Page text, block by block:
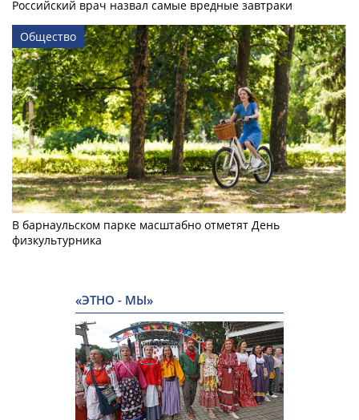
Российский врач назвал самые вредные завтраки
Общество
В барнаульском парке масштабно отметят День
физкультурника
«ЭТНО - МЫ»